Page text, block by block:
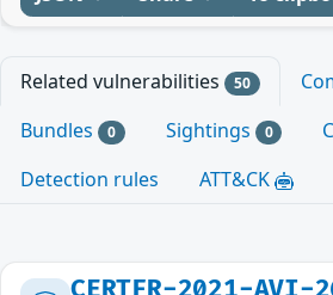
Related vulnerabilities 50
Bundles 0 Sightings 0
Detection rules
ATT&CK